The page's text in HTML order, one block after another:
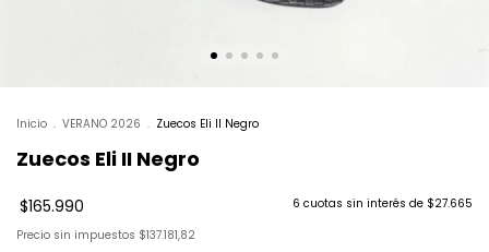
Inicio . VERANO 2026 . Zuecos Eli II Negro
Zuecos Eli II Negro
$165.990 6 cuotas sin interés de $27.665
Precio sin impuestos $137.181,82